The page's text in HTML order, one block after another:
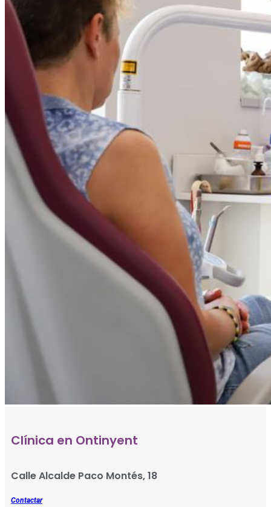
Clínica en Ontinyent
Calle Alcalde Paco Montés, 18
Contactar